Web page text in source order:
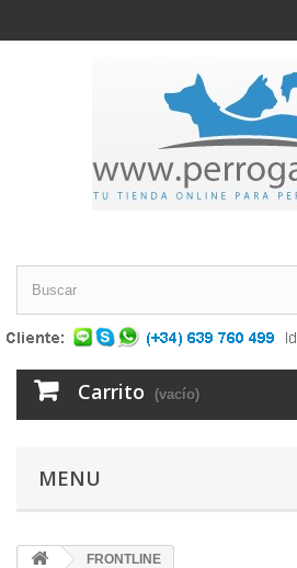
Carrito (vacío)
MENU
FRONTLINE